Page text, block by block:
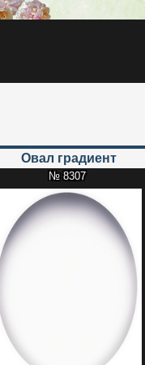
Овал градиент
№ 8307